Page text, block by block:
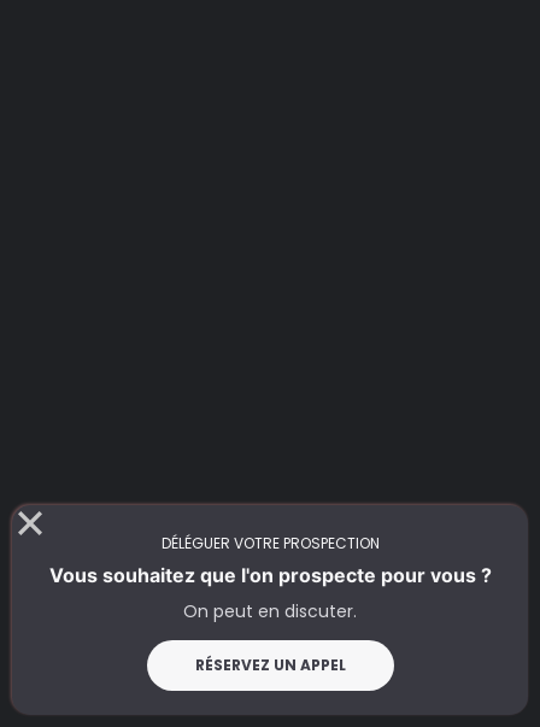
DÉLÉGUER VOTRE PROSPECTION
Vous souhaitez que l'on prospecte pour vous ?
On peut en discuter.
RÉSERVEZ UN APPEL
Outbound